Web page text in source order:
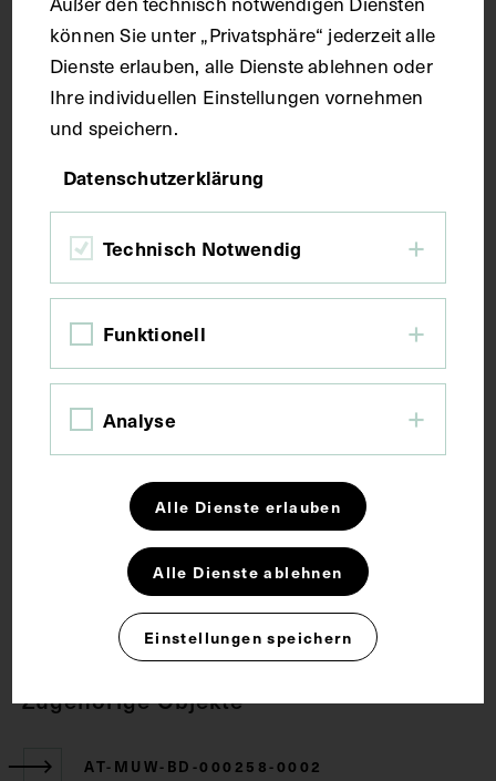
Bildmaß 40,2 x 31,7 cm
Kurzbeschreibung
Korrespondierender Horizontalschnitt durch eine
und weißer Substanz (Centrum semiovale).
Schlagwörter
Anatomie
Lehrmittel
CC BY-NC-SA 4.0
Zugehörige Objekte
AT-MUW-BD-000258-0002
können Sie unter „Privatsphäre“ jederzeit alle
Dienste erlauben, alle Dienste ablehnen oder
Ihre individuellen Einstellungen vornehmen
und speichern.
Datenschutzerklärung
Technisch Notwendig
Funktionell
Analyse
Alle Dienste erlauben
Alle Dienste ablehnen
Einstellungen speichern